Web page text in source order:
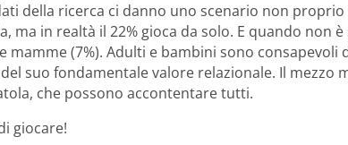
della ricerca ci danno uno scenario non
ma in realtà il 22% gioca da solo. E quando non
mamme (7%). Adulti e bambini sono consapevoli
suo fondamentale valore relazionale. Il mezzo
che possono accontentare tutti.
giocare!